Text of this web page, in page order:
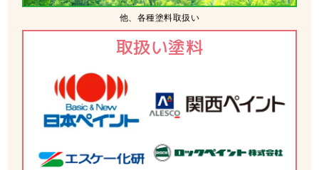
他、各種塗料取扱い
取扱い塗料